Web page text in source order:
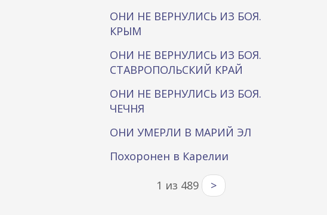
ОНИ НЕ ВЕРНУЛИСЬ ИЗ БОЯ.
КРЫМ
ОНИ НЕ ВЕРНУЛИСЬ ИЗ БОЯ.
СТАВРОПОЛЬСКИЙ КРАЙ
ОНИ НЕ ВЕРНУЛИСЬ ИЗ БОЯ.
ЧЕЧНЯ
ОНИ УМЕРЛИ В МАРИЙ ЭЛ
Похоронен в Карелии
1 из 489 >